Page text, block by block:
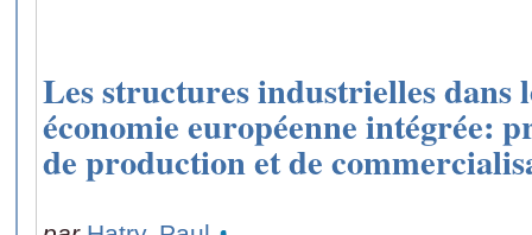
Les structures industrielles dans
économie européenne intégrée:
de production et de